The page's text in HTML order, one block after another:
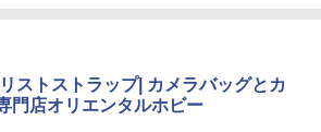
ストストラップ| カメラバッグとカ
門店オリエンタルホビー